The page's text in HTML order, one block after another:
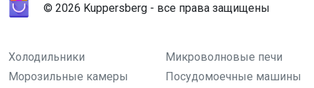
© 2026 Kuppersberg - все права защищены
Холодильники
Микроволновые печи
Морозильные камеры
Посудомоечные машины